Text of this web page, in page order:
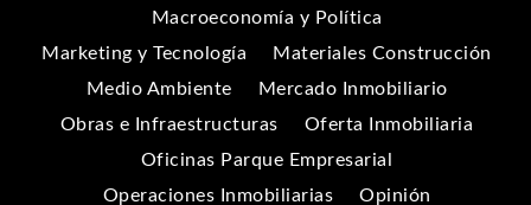
Macroeconomía y Política
Marketing y Tecnología
Materiales Construcción
Medio Ambiente
Mercado Inmobiliario
Obras e Infraestructuras
Oferta Inmobiliaria
Oficinas Parque Empresarial
Operaciones Inmobiliarias
Opinión